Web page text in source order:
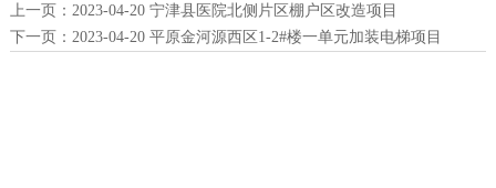
上一页：
2023-04-20 宁津县医院北侧片区棚户区改造项目
下一页：
2023-04-20 平原金河源西区1-2#楼一单元加装电梯项目